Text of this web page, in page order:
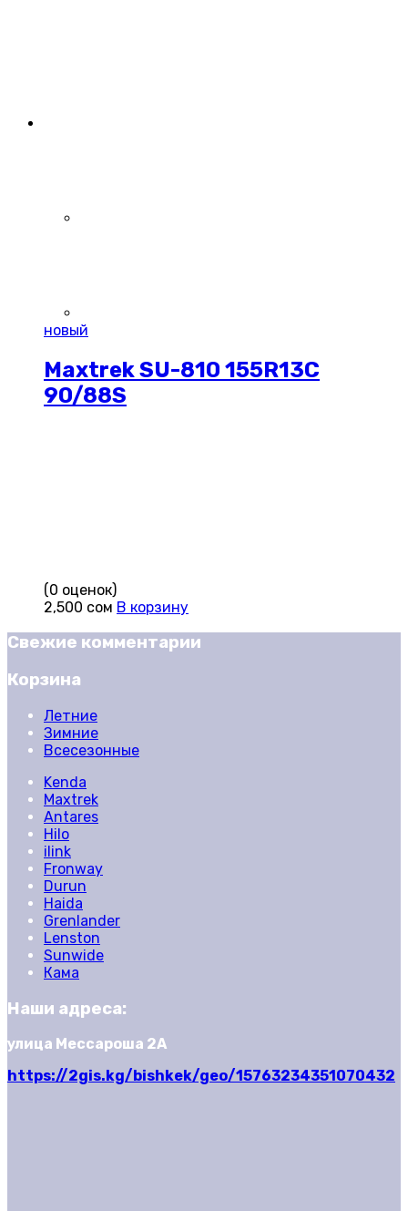
новый
Maxtrek SU-810 155R13C
90/88S
(0 оценок)
2,500 сом В корзину
Свежие комментарии
Корзина
Летние
Зимние
Всесезонные
Kenda
Maxtrek
Antares
Hilo
ilink
Fronway
Durun
Haida
Grenlander
Lenston
Sunwide
Кама
Наши адреса:
улица Мессароша 2А
https://2gis.kg/bishkek/geo/15763234351070432